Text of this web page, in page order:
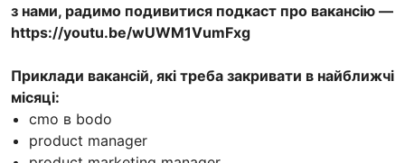
з нами, радимо подивитися подкаст про вакансію —
https://youtu.be/wUWM1VumFxg
Приклади вакансій, які треба закривати в найближчі
місяці:
cmo в bodo
product manager